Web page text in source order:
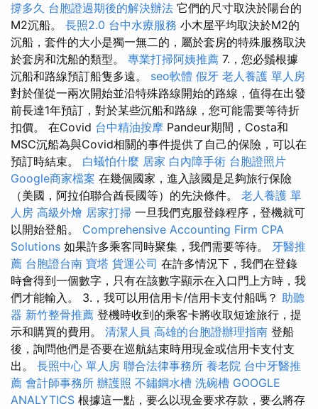
撐多久 台胞證過期後的解決辦法 它們的尺寸取決於陽台的
M2沉船。 長照2.0 台中水療服務 小木屋平均取決於M2的
沉船，套件的大小是獨一無二的，屬於套房的特殊服務取決
於套房和沈船的類型。 專業打掃阿姨推薦 7.，您必鬚根據
沉船和路線預訂船隻多遠。 seo軟體 假牙 老人養護 單人房
對於僅從一兩次開始並沿特殊路線開始的路線，值得在出發
前長達1年預訂，對於某些沉船和路線，您可能需要等待折
扣價。 在Covid 台中精油按摩 Pandeur期間，Costa和
MSC沉船為與Covid相關的事件提供了自己的保險，可以在
預訂時結束。 白蟻怕什麼 居家 白內障手術 台胞證照片
Google商家檔案 在幾個國家，進入該國是足夠旅行保險
（美國，阿拉伯聯合酋長國等）的先決條件。 老人養護 單
人房 高級外燴 居家打掃 一旦我們克服登錄程序，登機就可
以開始登船。 Comprehensive Accounting Firm CPA
Solutions 如果許多乘客同時聚集，我們需要等待。 牙醫推
薦 台胞證台南 寶塔 貨運公司 在許多情況下，我們在登錄
時會得到一個數字，只有在該數字顯示在入口門上方時，我
們才能輸入。 3.，我可以用信用卡/信用卡支付船嗎？ 助聽
器 新竹整骨推薦 登機時收到的乘客卡將收取短途旅行，提
示和購買的費用。 清潔人員 高雄的台胞證辦理指南 登船
後，詢問他們是否要在巡航結束時用現金或信用卡支付支
出。 長照中心 單人房 聯合法律事務所 養老院 台中牙醫推
薦 會計師事務所 辦護照 不鏽鋼水槽 洗碗槽 GOOGLE
ANALYTICS 根據這一點，要么以現金要求存款，要么將存